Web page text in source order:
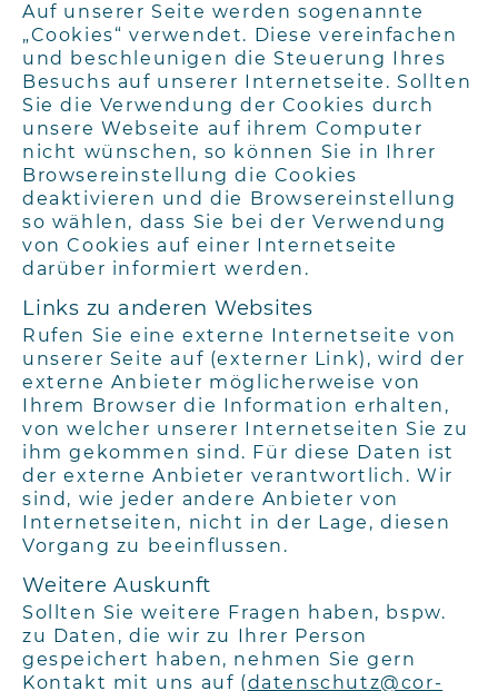
Auf unserer Seite werden sogenannte
„Cookies“ verwendet. Diese vereinfachen
und beschleunigen die Steuerung Ihres
Besuchs auf unserer Internetseite. Sollten
Sie die Verwendung der Cookies durch
unsere Webseite auf ihrem Computer
nicht wünschen, so können Sie in Ihrer
Browsereinstellung die Cookies
deaktivieren und die Browsereinstellung
so wählen, dass Sie bei der Verwendung
von Cookies auf einer Internetseite
darüber informiert werden.
Links zu anderen Websites
Rufen Sie eine externe Internetseite von
unserer Seite auf (externer Link), wird der
externe Anbieter möglicherweise von
Ihrem Browser die Information erhalten,
von welcher unserer Internetseiten Sie zu
ihm gekommen sind. Für diese Daten ist
der externe Anbieter verantwortlich. Wir
sind, wie jeder andere Anbieter von
Internetseiten, nicht in der Lage, diesen
Vorgang zu beeinflussen.
Weitere Auskunft
Sollten Sie weitere Fragen haben, bspw.
zu Daten, die wir zu Ihrer Person
gespeichert haben, nehmen Sie gern
Kontakt mit uns auf (datenschutz@cor-